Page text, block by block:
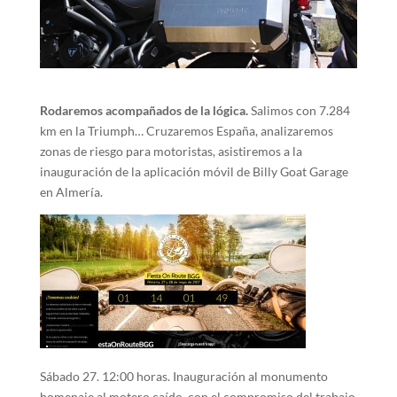
Rodaremos acompañados de la lógica.Salimos con 7.284
km en la Triumph… Cruzaremos España, analizaremos
zonas de riesgo para motoristas, asistiremos a la
inauguración de la aplicación móvil de Billy Goat Garage
en Almería.
Sábado 27. 12:00 horas. Inauguración al monumento